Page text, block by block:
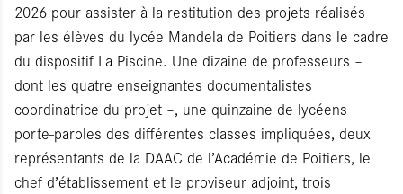
2026 pour assister à la restitution des projets réalisés
par les élèves du lycée Mandela de Poitiers dans le cadre
du dispositif La Piscine. Une dizaine de professeurs –
dont les quatre enseignantes documentalistes
coordinatrice du projet –, une quinzaine de lycéens
porte-paroles des différentes classes impliquées, deux
représentants de la DAAC de l’Académie de Poitiers, le
chef d’établissement et le proviseur adjoint, trois